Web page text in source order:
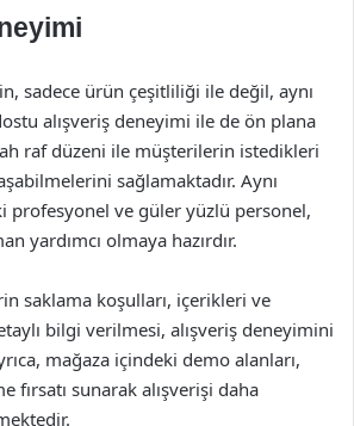
sadece ürün çeşitliliği ile değil, aynı
alışveriş deneyimi ile de ön plana
raf düzeni ile müşterilerin istedikleri
sağlamaktadır. Aynı
profesyonel ve güler yüzlü personel,
yardımcı olmaya hazırdır.
saklama koşulları, içerikleri ve
bilgi verilmesi, alışveriş deneyimini
mağaza içindeki demo alanları,
fırsatı sunarak alışverişi daha